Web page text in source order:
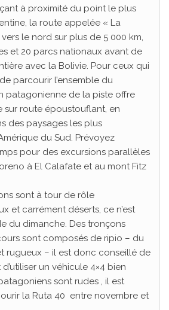
à proximité du point le plus
la route appelée « La
vers le nord sur plus de 5 000 km,
et 20 parcs nationaux avant de
avec la Bolivie. Pour ceux qui
parcourir l’ensemble du
patagonienne de la piste offre
sur route époustouflant, en
des paysages les plus
du Sud. Prévoyez
pour des excursions parallèles
à El Calafate et au mont Fitz
sont à tour de rôle
et carrément déserts, ce n’est
du dimanche. Des tronçons
sont composés de ripio – du
rugueux – il est donc conseillé de
un véhicule 4×4 bien
sont rudes , il est
la Ruta 40 entre novembre et